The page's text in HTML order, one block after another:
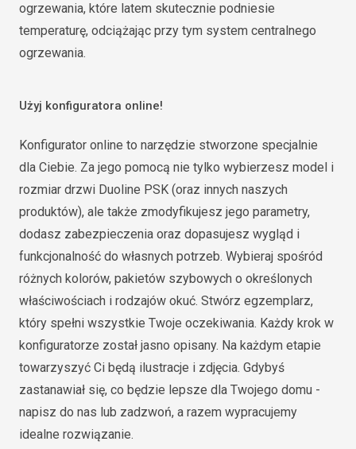
ogrzewania, które latem skutecznie podniesie
temperaturę, odciążając przy tym system centralnego
ogrzewania.
Użyj konfiguratora online!
Konfigurator online to narzędzie stworzone specjalnie
dla Ciebie. Za jego pomocą nie tylko wybierzesz model i
rozmiar drzwi Duoline PSK (oraz innych naszych
produktów), ale także zmodyfikujesz jego parametry,
dodasz zabezpieczenia oraz dopasujesz wygląd i
funkcjonalność do własnych potrzeb. Wybieraj spośród
różnych kolorów, pakietów szybowych o określonych
właściwościach i rodzajów okuć. Stwórz egzemplarz,
który spełni wszystkie Twoje oczekiwania. Każdy krok w
konfiguratorze został jasno opisany. Na każdym etapie
towarzyszyć Ci będą ilustracje i zdjęcia. Gdybyś
zastanawiał się, co będzie lepsze dla Twojego domu -
napisz do nas lub zadzwoń, a razem wypracujemy
idealne rozwiązanie.